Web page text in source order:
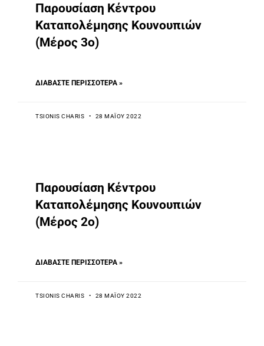
Παρουσίαση Κέντρου
Καταπολέμησης Κουνουπιών
(Μέρος 3ο)
ΔΙΑΒΆΣΤΕ ΠΕΡΙΣΣΌΤΕΡΑ »
TSIONIS CHARIS 28 ΜΑΪ́ΟΥ 2022
Παρουσίαση Κέντρου
Καταπολέμησης Κουνουπιών
(Μέρος 2ο)
ΔΙΑΒΆΣΤΕ ΠΕΡΙΣΣΌΤΕΡΑ »
TSIONIS CHARIS 28 ΜΑΪ́ΟΥ 2022